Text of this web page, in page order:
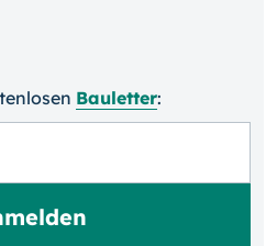
Bauletter: